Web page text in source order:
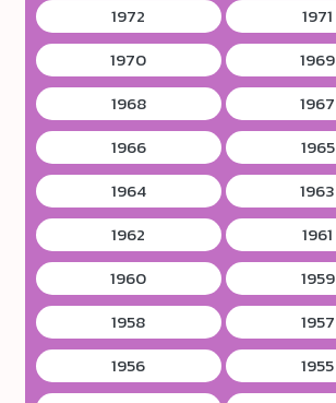
1972
1971
1970
1969
1968
1967
1966
1965
1964
1963
1962
1961
1960
1959
1958
1957
1956
1955